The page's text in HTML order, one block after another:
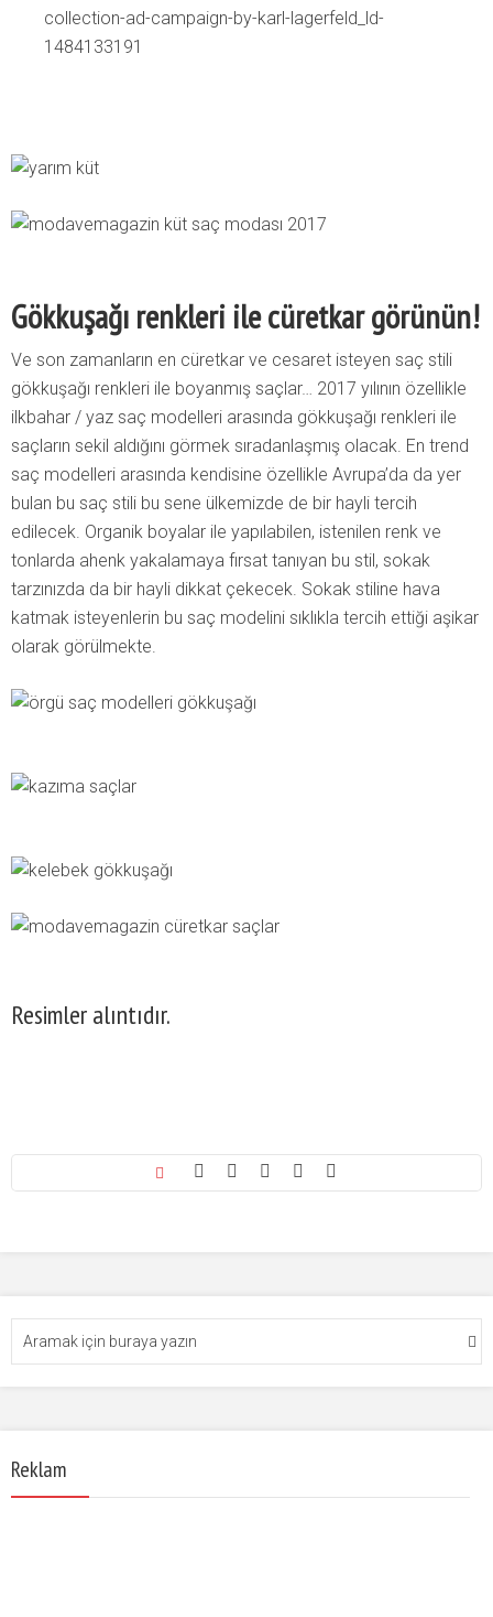
Gökkuşağı renkleri ile cüretkar görünün!
Ve son zamanların en cüretkar ve cesaret isteyen saç stili
gökkuşağı renkleri ile boyanmış saçlar… 2017 yılının özellikle
ilkbahar / yaz saç modelleri arasında gökkuşağı renkleri ile
saçların sekil aldığını görmek sıradanlaşmış olacak. En trend
saç modelleri arasında kendisine özellikle Avrupa’da da yer
bulan bu saç stili bu sene ülkemizde de bir hayli tercih
edilecek. Organik boyalar ile yapılabilen, istenilen renk ve
tonlarda ahenk yakalamaya fırsat tanıyan bu stil, sokak
tarzınızda da bir hayli dikkat çekecek. Sokak stiline hava
katmak isteyenlerin bu saç modelini sıklıkla tercih ettiği aşikar
olarak görülmekte.
Resimler alıntıdır.
Reklam